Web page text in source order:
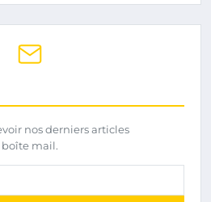
nos derniers articles
mail.